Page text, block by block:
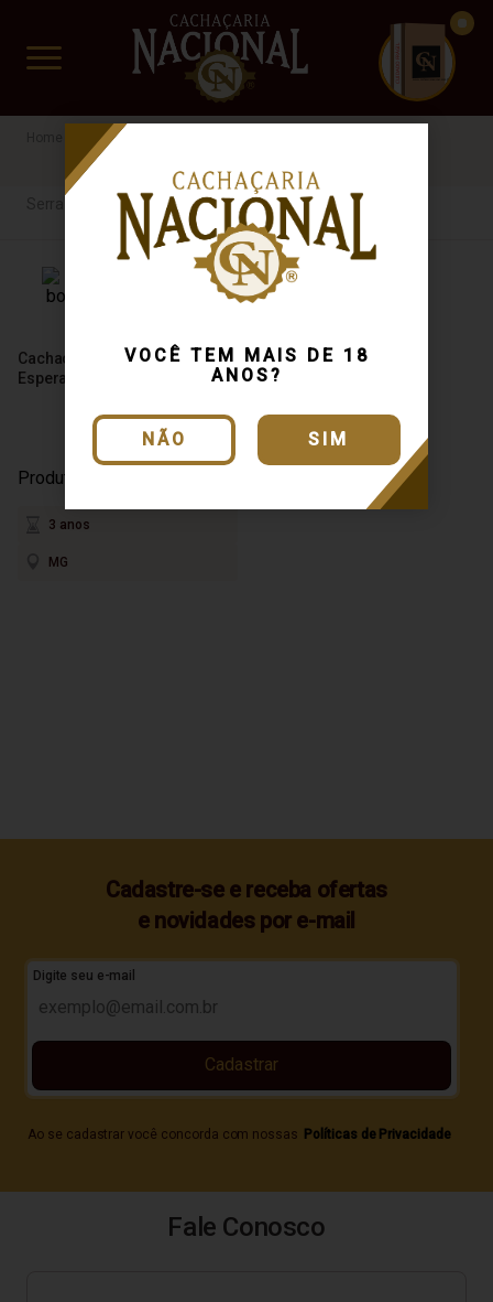
VOCÊ TEM MAIS DE 18
ANOS?
NÃO SIM
www.cachacarianacional.com.br
CUIDADO FRÁGIL
Serra da Boa Esperança
Serra da Boa Esperança
Cachaça Serra Da Boa
Esperança Ouro 700ml
Produto Esgotado
3 anos
MG
Cadastre-se e receba ofertas
e novidades por e-mail
Digite seu e-mail
Ao se cadastrar você concorda com nossas Políticas de Privacidade
Cadastrar
Fale Conosco